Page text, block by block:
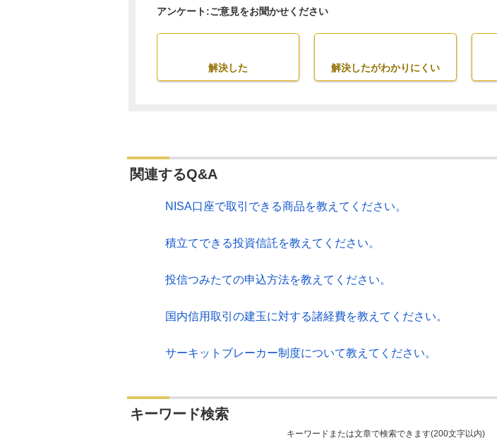
アンケート:ご意見をお聞かせください
解決した 解決したがわかりにくい
関連するQ&A
NISA口座で取引できる商品を教えてください。
積立てできる投資信託を教えてください。
投信つみたての申込方法を教えてください。
国内信用取引の建玉に対する諸経費を教えてください。
サーキットブレーカー制度について教えてください。
キーワード検索
キーワードまたは文章で検索できます(200文字以内)